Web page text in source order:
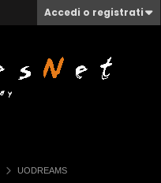
Accedi o registrati
UODREAMS